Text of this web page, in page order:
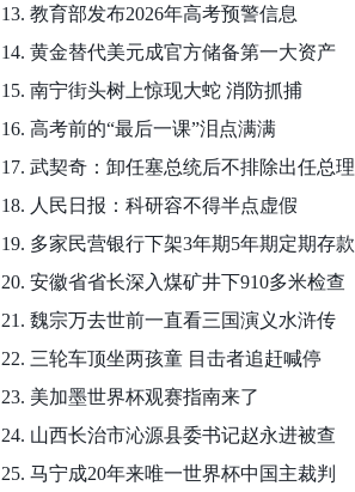
13. 教育部发布2026年高考预警信息
14. 黄金替代美元成官方储备第一大资产
15. 南宁街头树上惊现大蛇 消防抓捕
16. 高考前的“最后一课”泪点满满
17. 武契奇：卸任塞总统后不排除出任总理
18. 人民日报：科研容不得半点虚假
19. 多家民营银行下架3年期5年期定期存款
20. 安徽省省长深入煤矿井下910多米检查
21. 魏宗万去世前一直看三国演义水浒传
22. 三轮车顶坐两孩童 目击者追赶喊停
23. 美加墨世界杯观赛指南来了
24. 山西长治市沁源县委书记赵永进被查
25. 马宁成20年来唯一世界杯中国主裁判